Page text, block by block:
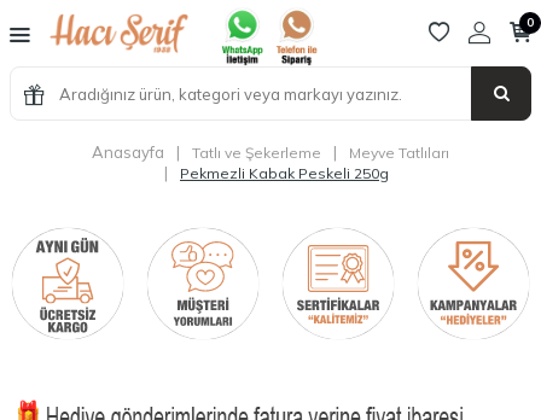
0
Anasayfa | Tatlı ve Şekerleme | Meyve Tatlıları
| Pekmezli Kabak Peskeli 250g